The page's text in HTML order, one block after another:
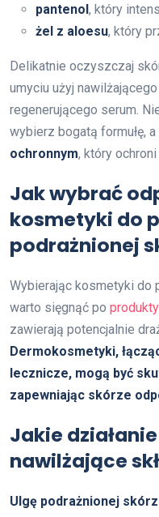
pantenol, który
żel z aloesu, który
Delikatnie oczyszczaj
umyciu użyj
regenerującego serum.
wybierz bogatą formułę,
ochronnym, który
Jak wybrać
kosmetyki do
podrażnionej
Wybierając kosmetyki do
warto sięgnąć po
zawierają potencjalnie
Dermokosmetyki,
lecznicze, mogą być
zapewniając skórze
Jakie
nawilżające
Ulgę podrażnionej